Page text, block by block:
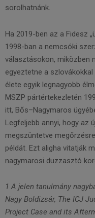
sorolhatnánk.
Ha 2019-ben az a Fidesz
1998-ban a nemcsóki
választásokon, miközben
egyeztetne a
élete egyik legnagyobb
MSZP pártértekezletén
itt, Bős–Nagymaros
Legfeljebb annyi, hogy az
megszüntetve
példát. Ezt aligha vitatják
nagymarosi duzzasztó
1 A jelen tanulmány
Nagy Boldizsár, The ICJ
Project Case and its